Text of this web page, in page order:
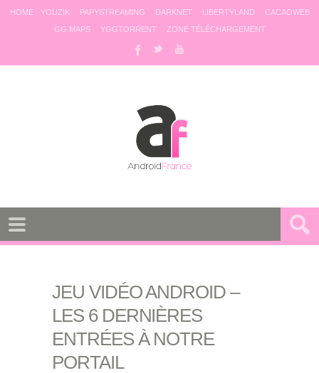
HOME YOUZIK PAPYSTREAMING DARKNET LIBERTYLAND
CACAOWEB
GG MAPS
YGGTORRENT ZONE TÉLÉCHARGEMENT
JEU VIDÉO ANDROID –
LES 6 DERNIÈRES
ENTRÉES À NOTRE
PORTAIL